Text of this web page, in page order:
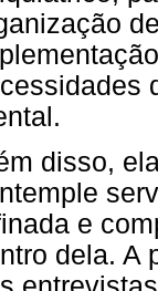
disso,
e
dela. A